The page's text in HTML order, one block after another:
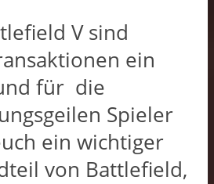
V sind
ein
für die
Spieler
ein wichtiger
von Battlefield,